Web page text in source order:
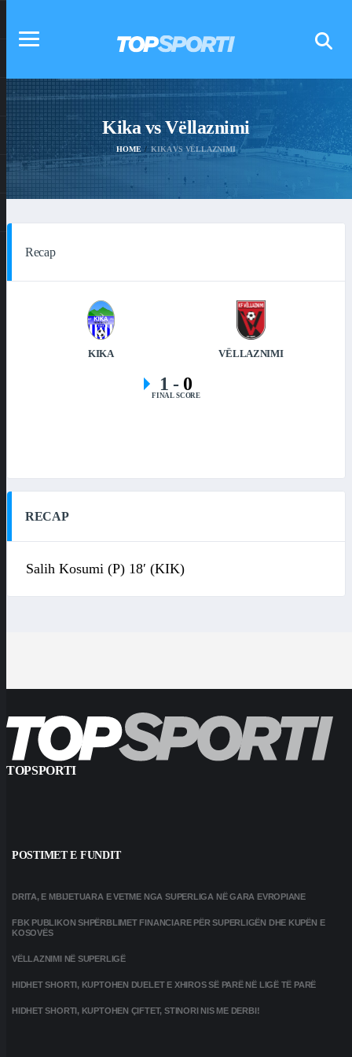
Kika vs Vëllaznimi
HOME KIKA VS VËLLAZNIMI
Recap
KIKA VËLLAZNIMI
1- 0
FINAL SCORE
RECAP
Salih Kosumi (P) 18′ (KIK)
TOPSPORTI
POSTIMET E FUNDIT
DRITA, E MBIJETUARA E VETME NGA SUPERLIGA NË GARA EVROPIANE
FBK PUBLIKON SHPËRBLIMET FINANCIARE PËR SUPERLIGËN DHE KUPËN E
KOSOVËS
VËLLAZNIMI NË SUPERLIGË
HIDHET SHORTI, KUPTOHEN DUELET E XHIROS SË PARË NË LIGË TË PARË
HIDHET SHORTI, KUPTOHEN ÇIFTET, STINORI NIS ME DERBI!